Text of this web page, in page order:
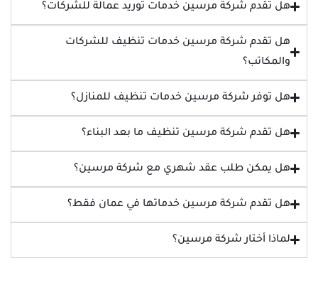
هل تقدم شركة مرسين خدمات توريد عمالة للشركات؟
هل تقدم شركة مرسين خدمات تنظيف للشركات
والمكاتب؟
هل توفر شركة مرسين خدمات تنظيف للمنازل؟
هل تقدم شركة مرسين تنظيف ما بعد البناء؟
هل يمكن طلب عقد شهري مع شركة مرسين؟
هل تقدم شركة مرسين خدماتها في عمان فقط؟
لماذا أختار شركة مرسين؟